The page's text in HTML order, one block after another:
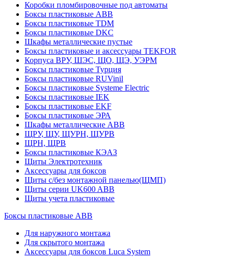
Коробки пломбировочные под автоматы
Боксы пластиковые ABB
Боксы пластиковые TDM
Боксы пластиковые DKC
Шкафы металлические пустые
Боксы пластиковые и аксессуары TEKFOR
Корпуса ВРУ, ШЭС, ЩО, ЩЭ, УЭРМ
Боксы пластиковые Турция
Боксы пластиковые RUVinil
Боксы пластиковые Systeme Electric
Боксы пластиковые IEK
Боксы пластиковые EKF
Боксы пластиковые ЭРА
Шкафы металлические ABB
ЩРУ, ЩУ, ЩУРН, ЩУРВ
ЩРН, ЩРВ
Боксы пластиковые КЭАЗ
Щиты Электротехник
Аксессуары для боксов
Щиты с/без монтажной панелью(ЩМП)
Щиты серии UK600 ABB
Щиты учета пластиковые
Боксы пластиковые ABB
Для наружного монтажа
Для скрытого монтажа
Аксессуары для боксов Luca System